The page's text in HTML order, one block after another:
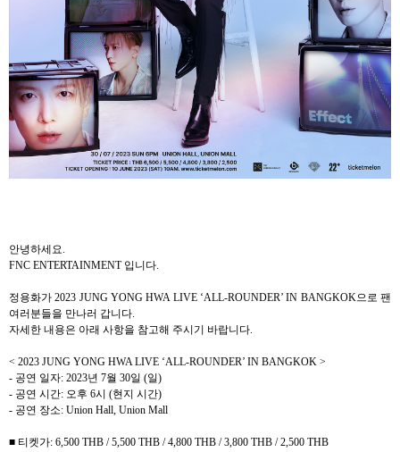
안녕하세요
FNC ENTERTAINMENT 입니다
정용화가 2023 JUNG YONG HWA LIVE ‘ALL-ROUNDER’ IN BANGKOK 으로 팬
여러분들을 만나러 갑니다
자세한 내용은 아래 사항을 참고해 주시기 바랍니다
< 2023 JUNG YONG HWA LIVE ‘ALL-ROUNDER’ IN BANGKOK >
- 공연 일자: 2023년 7월 30일 (일)
- 공연 시간: 오후 6시 (현지 시간)
- 공연 장소: Union Hall, Union Mall
■ 티켓가: 6,500 THB / 5,500 THB / 4,800 THB / 3,800 THB / 2,500 THB